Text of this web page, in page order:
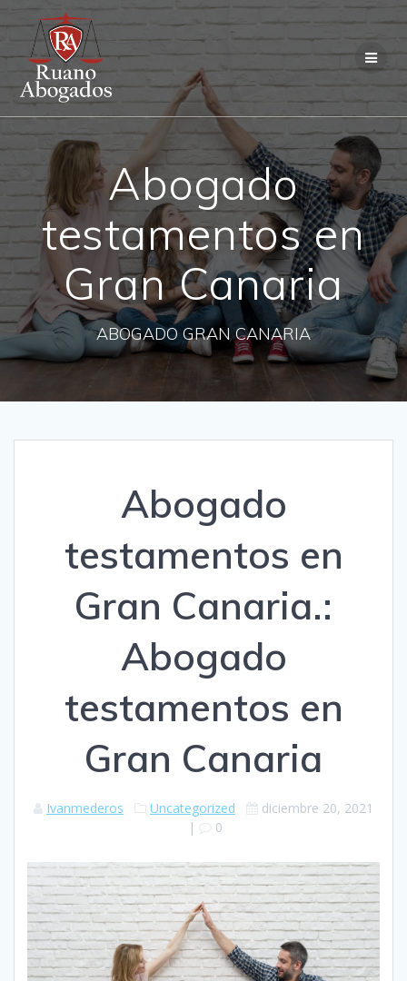
Saltar
contenido
Abogado
testamentos en
Gran Canaria
ABOGADO GRAN CANARIA
Abogado
testamentos en
Gran Canaria.:
Abogado
testamentos en
Gran Canaria
Ivanmederos Uncategorized
diciembre 20, 2021
|
0